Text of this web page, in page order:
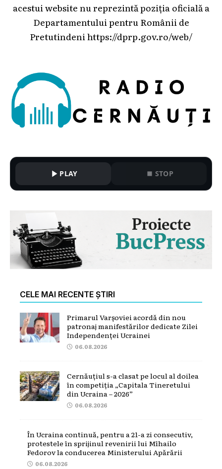
acestui website nu reprezintă poziția oficială a
Departamentului pentru Românii de
Pretutindeni https://dprp.gov.ro/web/
PLAY STOP
CELE MAI RECENTE ȘTIRI
Primarul Varșoviei acordă din nou
patronaj manifestărilor dedicate Zilei
Independenței Ucrainei
06.08.2026
Cernăuțiul s-a clasat pe locul al doilea
în competiția „Capitala Tineretului
din Ucraina – 2026”
06.08.2026
În Ucraina continuă, pentru a 21-a zi consecutiv,
protestele în sprijinul revenirii lui Mîhailo
Fedorov la conducerea Ministerului Apărării
06.08.2026